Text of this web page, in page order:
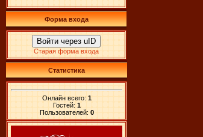
Форма входа
Войти через uID
Старая форма входа
Статистика
Онлайн всего: 1
Гостей: 1
Пользователей: 0